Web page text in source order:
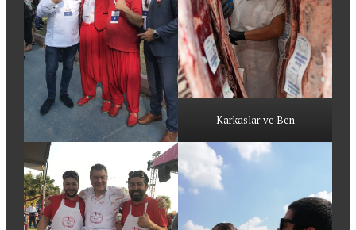
Karkaslar ve Ben